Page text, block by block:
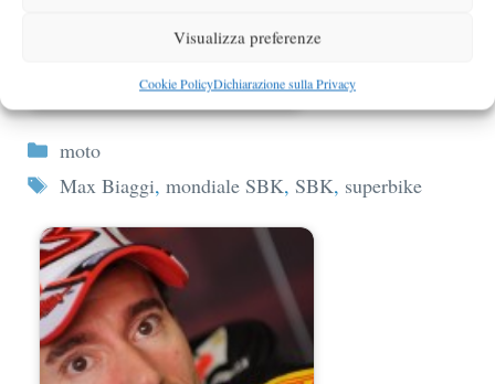
Visualizza preferenze
Cookie PolicyDichiarazione sulla Privacy
Max Biaggi torna in pista?
Categorie
moto
Tag
Max Biaggi, mondiale SBK, SBK, superbike